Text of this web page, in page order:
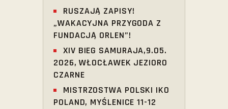
RUSZAJĄ ZAPISY!
„WAKACYJNA PRZYGODA Z
FUNDACJĄ ORLEN”!
XIV BIEG SAMURAJA,9.05.
2026, WŁOCŁAWEK JEZIORO
CZARNE
MISTRZOSTWA POLSKI IKO
POLAND, MYŚLENICE 11-12